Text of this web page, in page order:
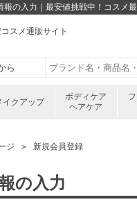
報の入力｜最安値挑戦中！コスメ
スメ通販サイト
イクアップ
ボディケア
ヘアケア
ジ 新規会員登録
の入力